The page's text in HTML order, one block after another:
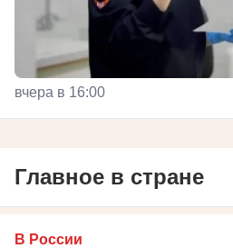
вчера в 16:00
Главное в стране
В России